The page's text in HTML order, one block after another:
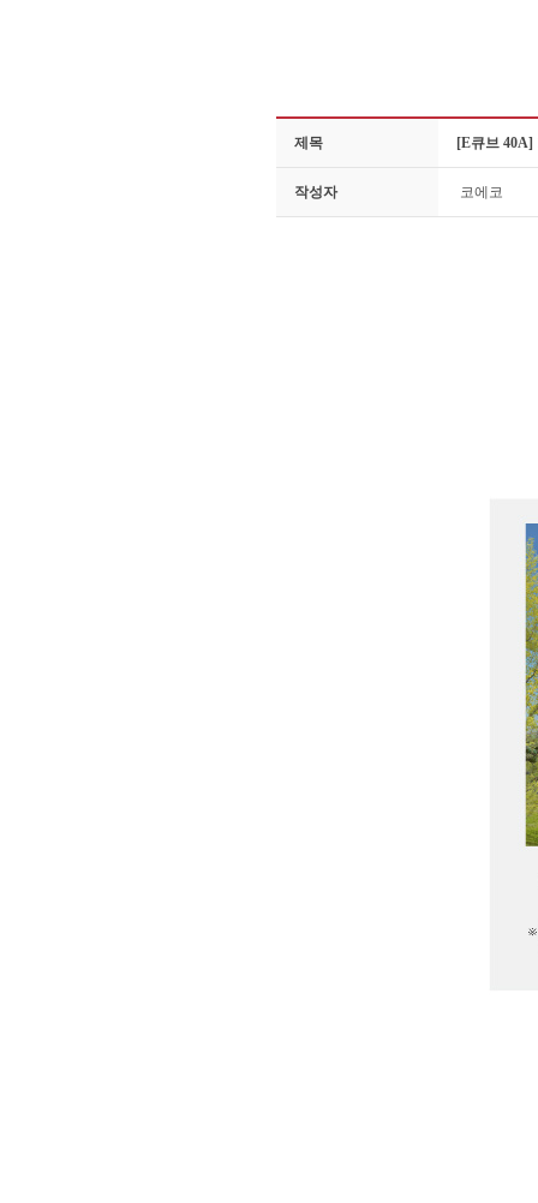
제목 [E큐브 40A]
작성자 코에코